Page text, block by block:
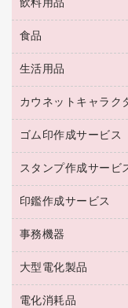
ＨＤＤ／ＳＳＤ
ディスプレイモニ
アウター
養生用品
防災用備蓄食品
台車・脚立
倉庫収納用品
作業用雑貨
梱包用品
梱包用テープ
工場用品
園芸用品
ペット用品
飲料用品
緑茶飲料
茶葉・インスタン
紅茶・バラエテ
レギュラーコーヒ
ミルク・シュガー
ソフトドリンク
コーヒーメーカ
インスタントコー
お茶備品
食品
食品
生活用品
浴室用品
台所用洗剤
掃除用品
掃除用洗剤
洗濯用品
消臭・芳香剤
殺虫剤
飲食用消耗品
カウネットキャラク
カウネットキャ
ゴム印作成サービス
ゴム印作成サービ
ゴム印（一行印
ゴム印（フリー
スタンプ作成サービ
シヤチハタスタ
カウネットスタ
印鑑作成サービス
印鑑作成サービス
事務機器
大型シュレッダ
レーザーポインタ
大型電化製品
冷蔵庫・キッチ
電化消耗品